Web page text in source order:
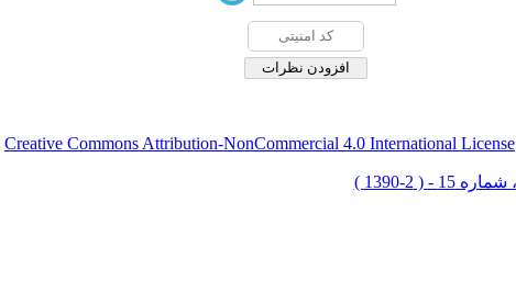
Creative Commons Attribution-NonCommercial 4.0 International License